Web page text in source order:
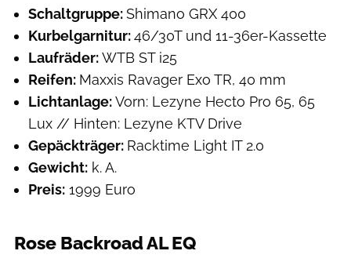
Schaltgruppe:Shimano GRX 400
Kurbelgarnitur:46/30T und 11-36er-Kassette
Laufräder:WTB ST i25
Reifen: Maxxis Ravager Exo TR, 40 mm
Lichtanlage:Vorn: Lezyne Hecto Pro 65, 65
Lux // Hinten: Lezyne KTV Drive
Gepäckträger: Racktime Light IT 2.0
Gewicht: k. A.
Preis: 1999 Euro
Rose Backroad AL EQ